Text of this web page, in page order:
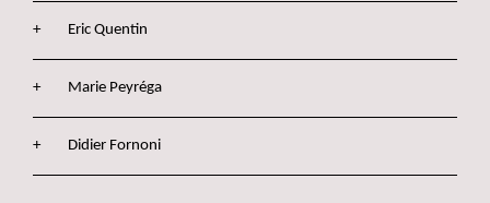
Eric Quentin
Marie Peyréga
Didier Fornoni